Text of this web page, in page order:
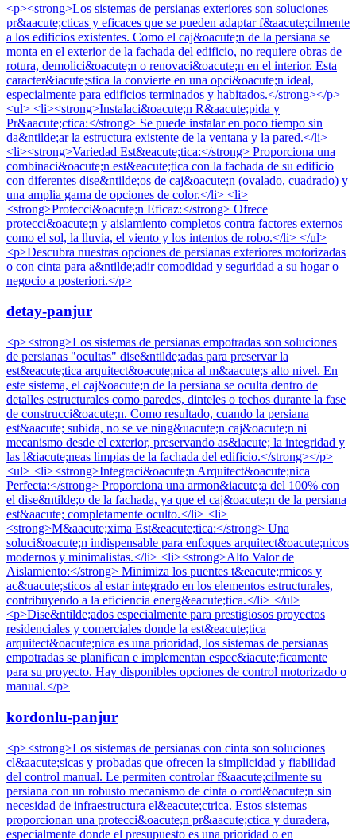
<p><strong>Los sistemas de persianas exteriores son soluciones
pr&aacute;cticas y eficaces que se pueden adaptar f&aacute;cilmente
a los edificios existentes. Como el caj&oacute;n de la persiana se
monta en el exterior de la fachada del edificio, no requiere obras de
rotura, demolici&oacute;n o renovaci&oacute;n en el interior. Esta
caracter&iacute;stica la convierte en una opci&oacute;n ideal,
especialmente para edificios terminados y habitados.</strong></p>
<ul> <li><strong>Instalaci&oacute;n R&aacute;pida y
Pr&aacute;ctica:</strong> Se puede instalar en poco tiempo sin
da&ntilde;ar la estructura existente de la ventana y la pared.</li>
<li><strong>Variedad Est&eacute;tica:</strong> Proporciona una
combinaci&oacute;n est&eacute;tica con la fachada de su edificio
con diferentes dise&ntilde;os de caj&oacute;n (ovalado, cuadrado) y
una amplia gama de opciones de color.</li> <li>
<strong>Protecci&oacute;n Eficaz:</strong> Ofrece
protecci&oacute;n y aislamiento completos contra factores externos
como el sol, la lluvia, el viento y los intentos de robo.</li> </ul>
<p>Descubra nuestras opciones de persianas exteriores motorizadas
o con cinta para a&ntilde;adir comodidad y seguridad a su hogar o
negocio a posteriori.</p>
detay-panjur
<p><strong>Los sistemas de persianas empotradas son soluciones
de persianas "ocultas" dise&ntilde;adas para preservar la
est&eacute;tica arquitect&oacute;nica al m&aacute;s alto nivel. En
este sistema, el caj&oacute;n de la persiana se oculta dentro de
detalles estructurales como paredes, dinteles o techos durante la fase
de construcci&oacute;n. Como resultado, cuando la persiana
est&aacute; subida, no se ve ning&uacute;n caj&oacute;n ni
mecanismo desde el exterior, preservando as&iacute; la integridad y
las l&iacute;neas limpias de la fachada del edificio.</strong></p>
<ul> <li><strong>Integraci&oacute;n Arquitect&oacute;nica
Perfecta:</strong> Proporciona una armon&iacute;a del 100% con
el dise&ntilde;o de la fachada, ya que el caj&oacute;n de la persiana
est&aacute; completamente oculto.</li> <li>
<strong>M&aacute;xima Est&eacute;tica:</strong> Una
soluci&oacute;n indispensable para enfoques arquitect&oacute;nicos
modernos y minimalistas.</li> <li><strong>Alto Valor de
Aislamiento:</strong> Minimiza los puentes t&eacute;rmicos y
ac&uacute;sticos al estar integrado en los elementos estructurales,
contribuyendo a la eficiencia energ&eacute;tica.</li> </ul>
<p>Dise&ntilde;ados especialmente para prestigiosos proyectos
residenciales y comerciales donde la est&eacute;tica
arquitect&oacute;nica es una prioridad, los sistemas de persianas
empotradas se planifican e implementan espec&iacute;ficamente
para su proyecto. Hay disponibles opciones de control motorizado o
manual.</p>
kordonlu-panjur
<p><strong>Los sistemas de persianas con cinta son soluciones
cl&aacute;sicas y probadas que ofrecen la simplicidad y fiabilidad
del control manual. Le permiten controlar f&aacute;cilmente su
persiana con un robusto mecanismo de cinta o cord&oacute;n sin
necesidad de infraestructura el&eacute;ctrica. Estos sistemas
proporcionan una protecci&oacute;n pr&aacute;ctica y duradera,
especialmente donde el presupuesto es una prioridad o en